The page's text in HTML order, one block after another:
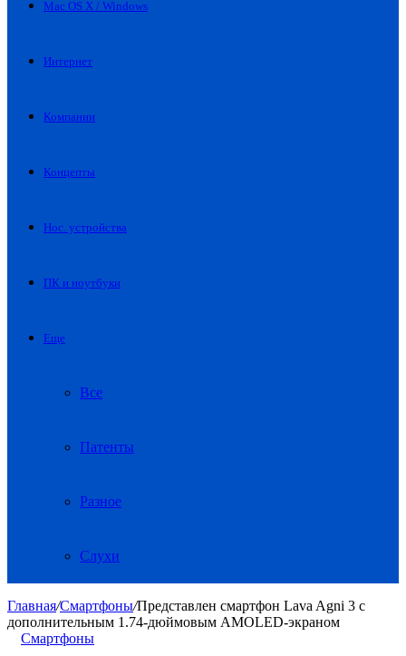
Mac OS X / Windows
Интернет
Компании
Концепты
Нос. устройства
ПК и ноутбуки
Еще
Все
Патенты
Разное
Слухи
Главная/Смартфоны/Представлен смартфон Lava Agni 3 c
дополнительным 1.74-дюймовым AMOLED-экраном
Смартфоны